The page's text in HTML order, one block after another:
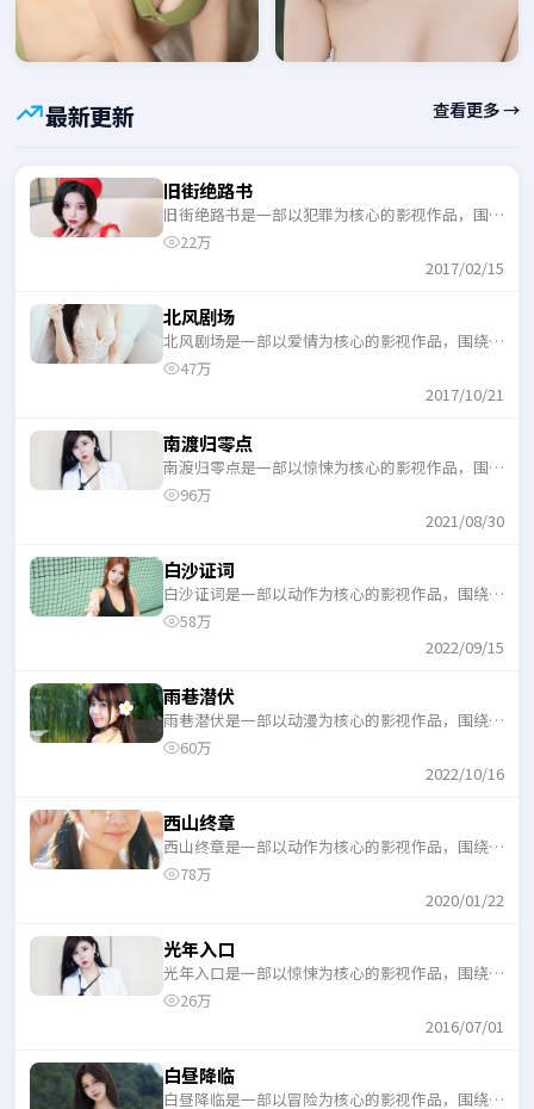
最新更新 查看更多 →
旧街绝路书
旧街绝路书是一部以犯罪为核心的影视作品，围绕
危机、反转与人物成长展开，整体节奏紧凑，适合
22万
2017/02/15
北风剧场
北风剧场是一部以爱情为核心的影视作品，围绕危
机、反转与人物成长展开，整体节奏紧凑，适合一
47万
2017/10/21
南渡归零点
南渡归零点是一部以惊悚为核心的影视作品，围绕
危机、反转与人物成长展开，整体节奏紧凑，适合
96万
2021/08/30
白沙证词
白沙证词是一部以动作为核心的影视作品，围绕危
机、反转与人物成长展开，整体节奏紧凑，适合一
58万
2022/09/15
雨巷潜伏
雨巷潜伏是一部以动漫为核心的影视作品，围绕危
机、反转与人物成长展开，整体节奏紧凑，适合一
60万
2022/10/16
西山终章
西山终章是一部以动作为核心的影视作品，围绕危
机、反转与人物成长展开，整体节奏紧凑，适合一
78万
2020/01/22
光年入口
光年入口是一部以惊悚为核心的影视作品，围绕危
机、反转与人物成长展开，整体节奏紧凑，适合一
26万
2016/07/01
白昼降临
白昼降临是一部以冒险为核心的影视作品，围绕危